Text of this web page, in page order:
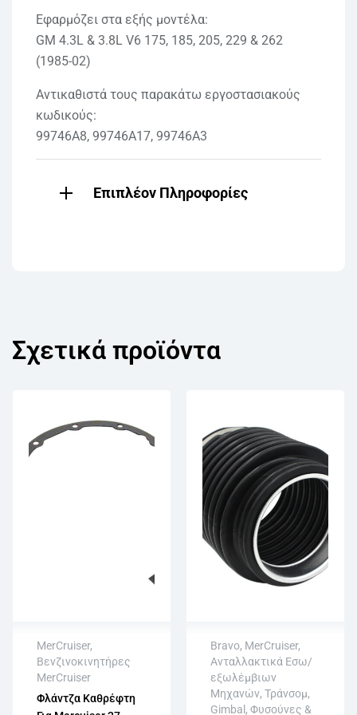
Εφαρμόζει στα εξής μοντέλα:
GM 4.3L & 3.8L V6 175, 185, 205, 229 & 262
(1985-02)
Αντικαθιστά τους παρακάτω εργοστασιακούς
κωδικούς:
99746A8, 99746A17, 99746A3
Επιπλέον Πληροφορίες
Σχετικά προϊόντα
MerCruiser,
Βενζινοκινητήρες
MerCruiser
Φλάντζα Καθρέφτη
Άμεση αποστολή
Επιστροφή εντός
Bravo, MerCruiser,
Ανταλλακτικά Εσω/
εξωλέμβιων
Μηχανών, Τράνσομ,
Gimbal, Φυσούνες &
Άμεση αποστολή
Επιστροφή εντός
15 εργάσιμων